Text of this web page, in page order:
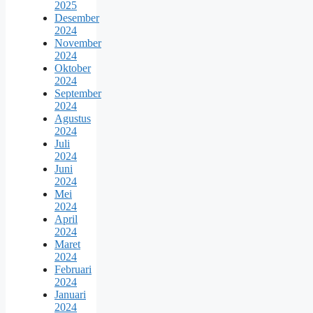
2025
Desember
2024
November
2024
Oktober
2024
September
2024
Agustus
2024
Juli
2024
Juni
2024
Mei
2024
April
2024
Maret
2024
Februari
2024
Januari
2024